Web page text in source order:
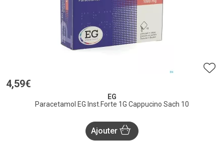
4,59€
EG
Paracetamol EG Inst.Forte 1G Cappucino Sach 10
Ajouter